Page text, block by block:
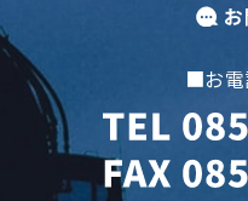
■お電